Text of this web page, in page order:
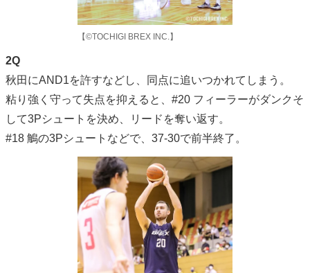
【©TOCHIGI BREX INC.】
2Q
秋田にAND1を許すなどし、同点に追いつかれてしまう。
粘り強く守って失点を抑えると、#20 フィーラーがダンクそ
して3Pシュートを決め、リードを奪い返す。
#18 鵤の3Pシュートなどで、37-30で前半終了。